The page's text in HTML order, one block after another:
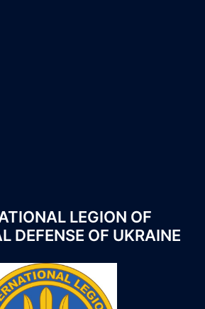
LEGION OF
DEFENSE OF UKRAINE